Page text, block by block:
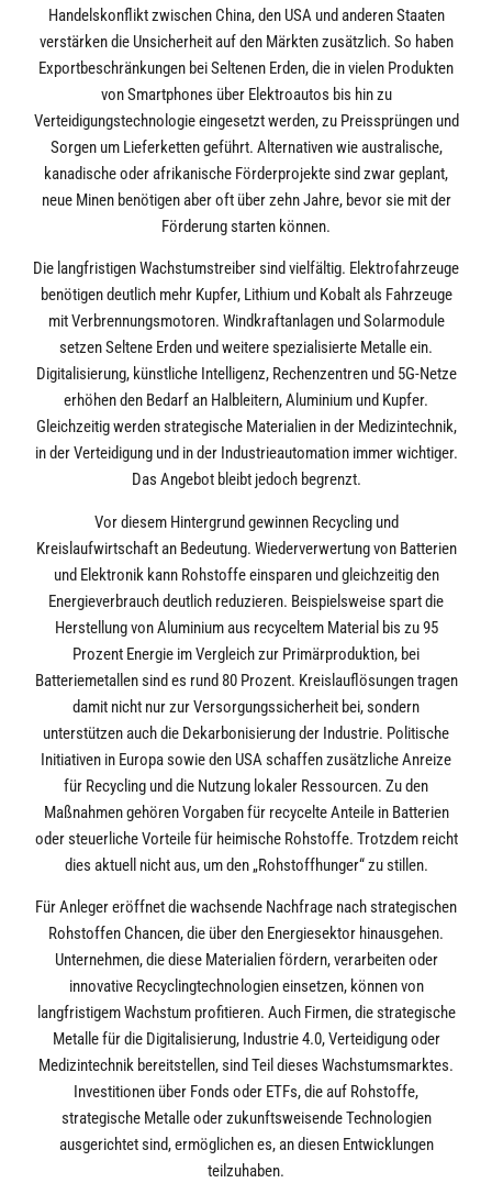
Handelskonflikt zwischen China, den USA und anderen Staaten
verstärken die Unsicherheit auf den Märkten zusätzlich. So haben
Exportbeschränkungen bei Seltenen Erden, die in vielen Produkten
von Smartphones über Elektroautos bis hin zu
Verteidigungstechnologie eingesetzt werden, zu Preissprüngen und
Sorgen um Lieferketten geführt. Alternativen wie australische,
kanadische oder afrikanische Förderprojekte sind zwar geplant,
neue Minen benötigen aber oft über zehn Jahre, bevor sie mit der
Förderung starten können.
Die langfristigen Wachstumstreiber sind vielfältig. Elektrofahrzeuge
benötigen deutlich mehr Kupfer, Lithium und Kobalt als Fahrzeuge
mit Verbrennungsmotoren. Windkraftanlagen und Solarmodule
setzen Seltene Erden und weitere spezialisierte Metalle ein.
Digitalisierung, künstliche Intelligenz, Rechenzentren und 5G-Netze
erhöhen den Bedarf an Halbleitern, Aluminium und Kupfer.
Gleichzeitig werden strategische Materialien in der Medizintechnik,
in der Verteidigung und in der Industrieautomation immer wichtiger.
Das Angebot bleibt jedoch begrenzt.
Vor diesem Hintergrund gewinnen Recycling und
Kreislaufwirtschaft an Bedeutung. Wiederverwertung von Batterien
und Elektronik kann Rohstoffe einsparen und gleichzeitig den
Energieverbrauch deutlich reduzieren. Beispielsweise spart die
Herstellung von Aluminium aus recyceltem Material bis zu 95
Prozent Energie im Vergleich zur Primärproduktion, bei
Batteriemetallen sind es rund 80 Prozent. Kreislauflösungen tragen
damit nicht nur zur Versorgungssicherheit bei, sondern
unterstützen auch die Dekarbonisierung der Industrie. Politische
Initiativen in Europa sowie den USA schaffen zusätzliche Anreize
für Recycling und die Nutzung lokaler Ressourcen. Zu den
Maßnahmen gehören Vorgaben für recycelte Anteile in Batterien
oder steuerliche Vorteile für heimische Rohstoffe. Trotzdem reicht
dies aktuell nicht aus, um den „Rohstoffhunger“ zu stillen.
Für Anleger eröffnet die wachsende Nachfrage nach strategischen
Rohstoffen Chancen, die über den Energiesektor hinausgehen.
Unternehmen, die diese Materialien fördern, verarbeiten oder
innovative Recyclingtechnologien einsetzen, können von
langfristigem Wachstum profitieren. Auch Firmen, die strategische
Metalle für die Digitalisierung, Industrie 4.0, Verteidigung oder
Medizintechnik bereitstellen, sind Teil dieses Wachstumsmarktes.
Investitionen über Fonds oder ETFs, die auf Rohstoffe,
strategische Metalle oder zukunftsweisende Technologien
ausgerichtet sind, ermöglichen es, an diesen Entwicklungen
teilzuhaben.